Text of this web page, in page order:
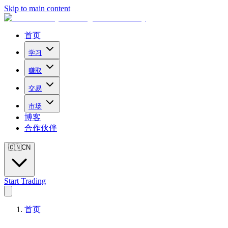
Skip to main content
首页
学习
赚取
交易
市场
博客
合作伙伴
🇨🇳CN
Start Trading
首页